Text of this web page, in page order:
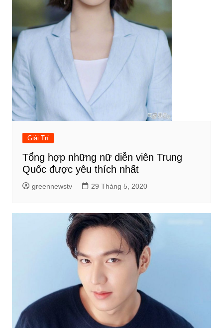
Giải Trí
Tổng hợp những nữ diễn viên Trung
Quốc được yêu thích nhất
greennewstv 29 Tháng 5, 2020